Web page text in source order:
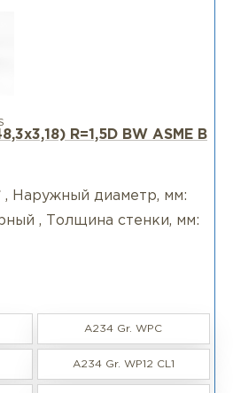
R=1,5D BW ASME B
, Наружный диаметр, мм:
, Толщина стенки, мм:
A234 Gr. WPC
A234 Gr. WP12 CL1